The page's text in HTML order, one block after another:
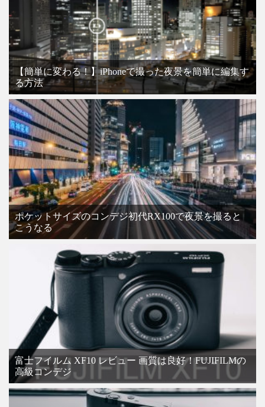
【簡単に変わる！】iPhoneで撮った夜景を簡単に編集す
る方法
ポケットサイズのコンデジ初代RX100で夜景を撮ると
こうなる
富士フイルム XF10 レビュー 画質は良好！FUJIFILMの
高級コンデジ